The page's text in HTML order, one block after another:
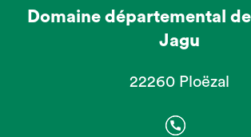
Domaine départemental
Jagu
22260 Ploëzal